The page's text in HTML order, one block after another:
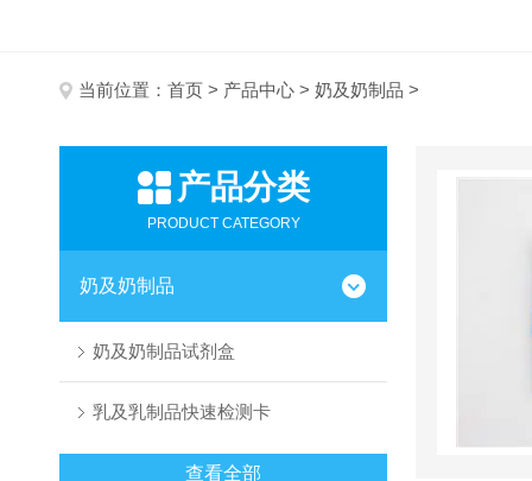
当前位置： 首页 > 产品中心 > 奶及奶制品 >
产品分类
PRODUCT CATEGORY
奶及奶制品
奶及奶制品试剂盒
乳及乳制品快速检测卡
查看全部